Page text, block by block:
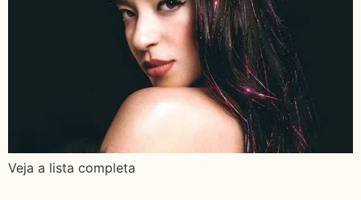
Veja a lista completa